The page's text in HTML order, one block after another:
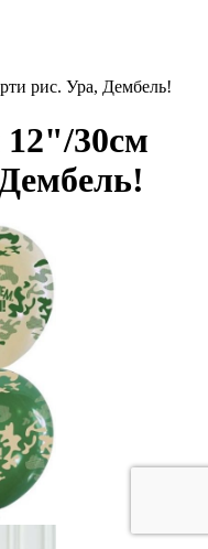
рис. Ура, Дембель!
30см